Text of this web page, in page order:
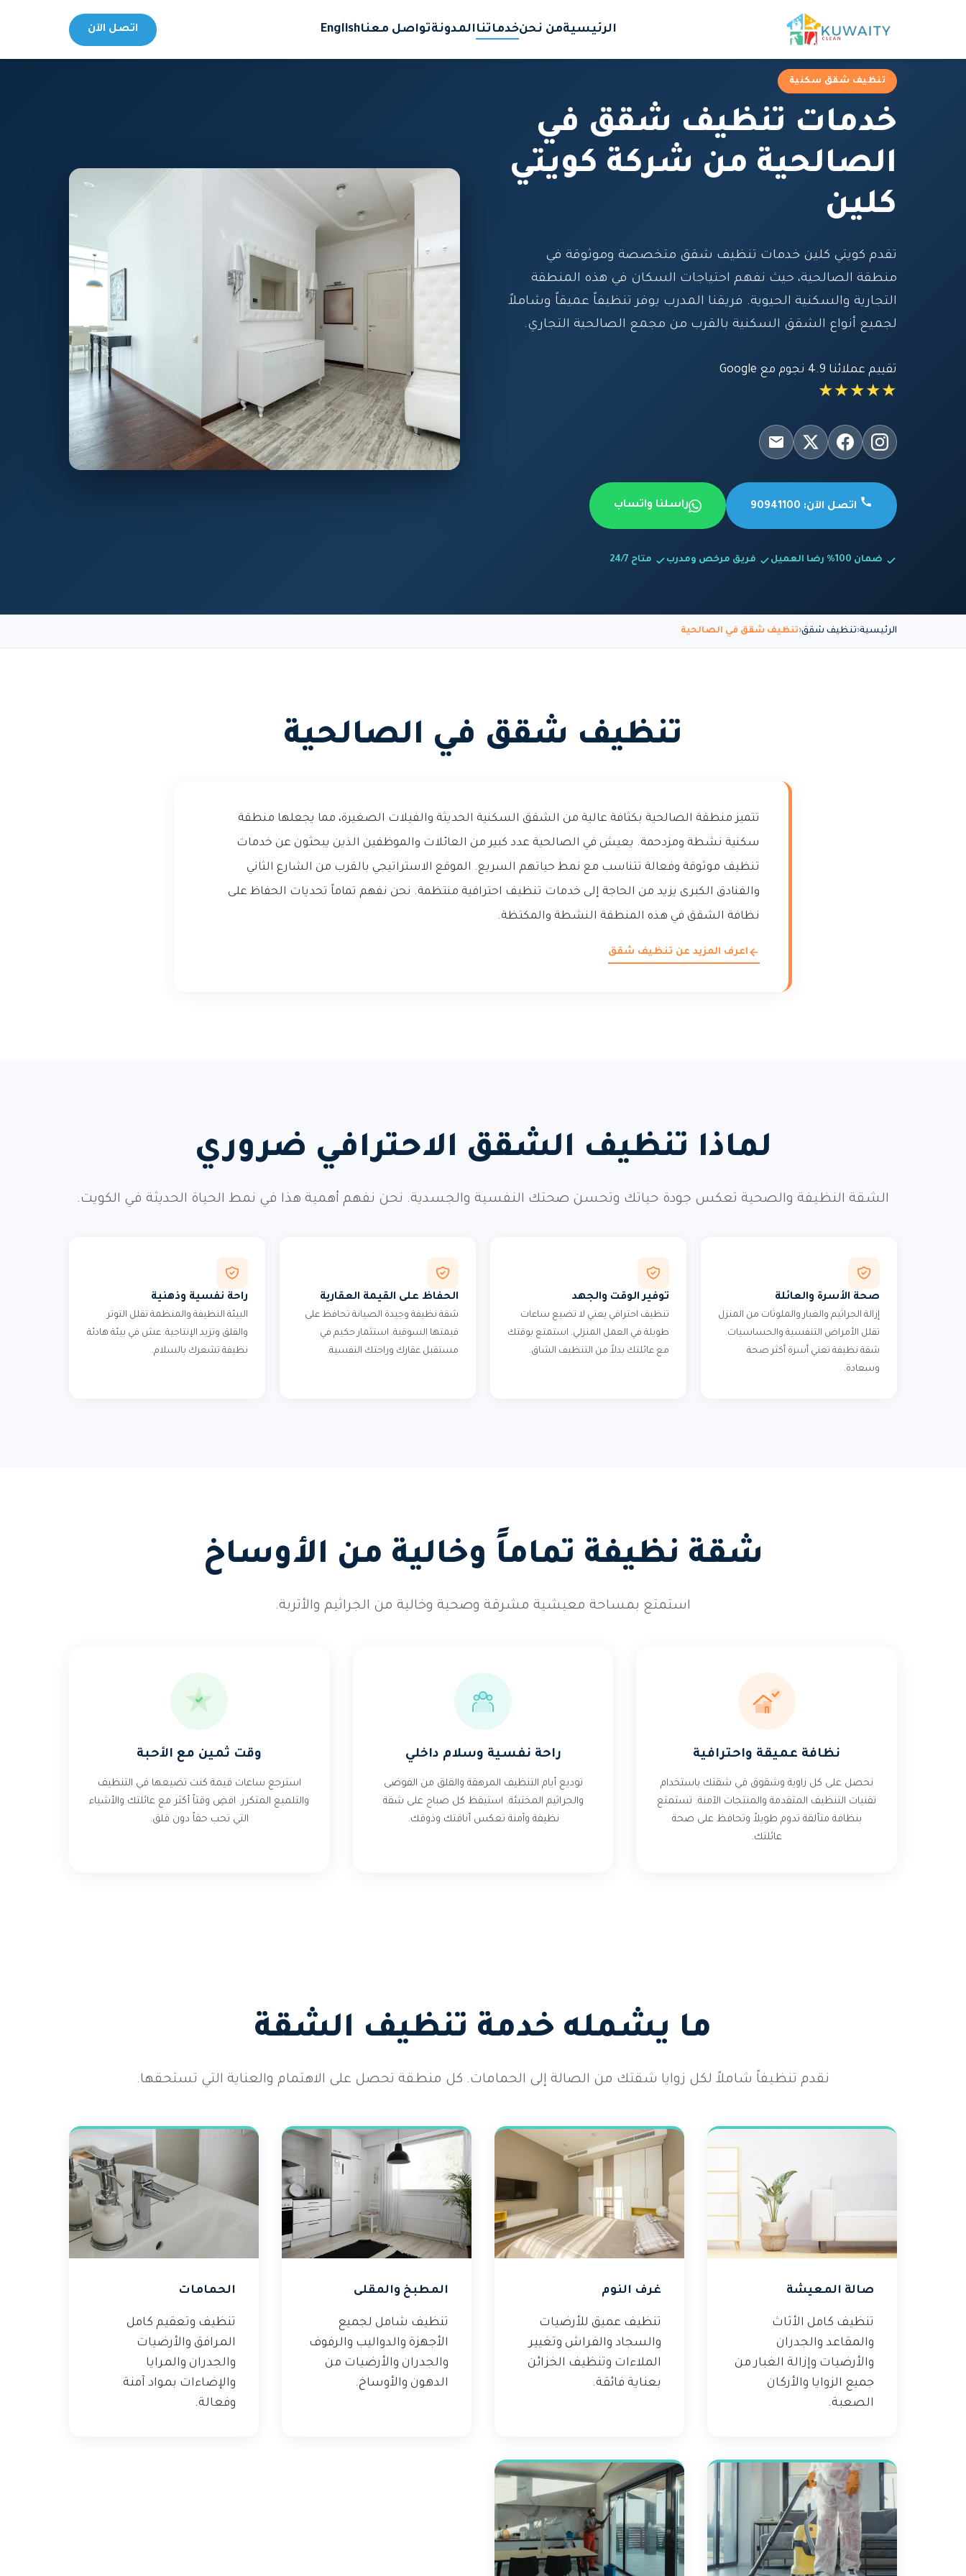
الرئيسيةمن نحنخدماتناالمدونةتواصل معناEnglish اتصل الآن
تنظيف شقق سكنية
خدمات تنظيف شقق في
الصالحية من شركة كويتي
كلين
تقدم كويتي كلين خدمات تنظيف شقق متخصصة وموثوقة في
منطقة الصالحية، حيث نفهم احتياجات السكان في هذه المنطقة
التجارية والسكنية الحيوية. فريقنا المدرب يوفر تنظيفاً عميقاً وشاملاً
لجميع أنواع الشقق السكنية بالقرب من مجمع الصالحية التجاري.
تقييم عملائنا 4.9 نجوم مع Google
★★★★★
اتصل الآن: 90941100 راسلنا واتساب
ضمان 100% رضا العميل فريق مرخص ومدرب متاح 24/7
الرئيسية تنظيف شقق تنظيف شقق في الصالحية
تنظيف شقق في الصالحية
تتميز منطقة الصالحية بكثافة عالية من الشقق السكنية الحديثة والفيلات الصغيرة، مما يجعلها منطقة
سكنية نشطة ومزدحمة. يعيش في الصالحية عدد كبير من العائلات والموظفين الذين يبحثون عن خدمات
تنظيف موثوقة وفعالة تتناسب مع نمط حياتهم السريع. الموقع الاستراتيجي بالقرب من الشارع الثاني
والفنادق الكبرى يزيد من الحاجة إلى خدمات تنظيف احترافية منتظمة. نحن نفهم تماماً تحديات الحفاظ على
نظافة الشقق في هذه المنطقة النشطة والمكتظة.
اعرف المزيد عن تنظيف شقق
لماذا تنظيف الشقق الاحترافي ضروري
الشقة النظيفة والصحية تعكس جودة حياتك وتحسن صحتك النفسية والجسدية. نحن نفهم أهمية هذا في نمط الحياة الحديثة في الكويت.
صحة الأسرة والعائلة
إزالة الجراثيم والغبار والملوثات من المنزل
تقلل الأمراض التنفسية والحساسيات.
شقة نظيفة تعني أسرة أكثر صحة
وسعادة.
توفير الوقت والجهد
تنظيف احترافي يعني لا تضيع ساعات
طويلة في العمل المنزلي. استمتع بوقتك
مع عائلتك بدلاً من التنظيف الشاق.
الحفاظ على القيمة العقارية
شقة نظيفة وجيدة الصيانة تحافظ على
قيمتها السوقية. استثمار حكيم في
مستقبل عقارك وراحتك النفسية.
راحة نفسية وذهنية
البيئة النظيفة والمنظمة تقلل التوتر
والقلق وتزيد الإنتاجية. عش في بيئة هادئة
نظيفة تشعرك بالسلام.
شقة نظيفة تماماً وخالية من الأوساخ
استمتع بمساحة معيشية مشرقة وصحية وخالية من الجراثيم والأتربة.
نظافة عميقة واحترافية
نحصل على كل زاوية وشقوق في شقتك باستخدام
تقنيات التنظيف المتقدمة والمنتجات الآمنة. تستمتع
بنظافة متألقة تدوم طويلاً وتحافظ على صحة
عائلتك.
راحة نفسية وسلام داخلي
توديع أيام التنظيف المرهقة والقلق من الفوضى
والجراثيم المختبئة. استيقظ كل صباح على شقة
نظيفة وآمنة تعكس أناقتك وذوقك.
وقت ثمين مع الأحبة
استرجع ساعات قيمة كنت تضيعها في التنظيف
والتلميع المتكرر. اقضِ وقتاً أكثر مع عائلتك والأشياء
التي تحب حقاً دون قلق.
ما يشمله خدمة تنظيف الشقة
نقدم تنظيفاً شاملاً لكل زوايا شقتك من الصالة إلى الحمامات. كل منطقة تحصل على الاهتمام والعناية التي تستحقها.
صالة المعيشة
تنظيف كامل الأثاث
والمقاعد والجدران
والأرضيات وإزالة الغبار من
جميع الزوايا والأركان
الصعبة.
غرف النوم
تنظيف عميق للأرضيات
والسجاد والفراش وتغيير
الملاءات وتنظيف الخزائن
بعناية فائقة.
المطبخ والمقلى
تنظيف شامل لجميع
الأجهزة والدواليب والرفوف
والجدران والأرضيات من
الدهون والأوساخ.
الحمامات
تنظيف وتعقيم كامل
المرافق والأرضيات
والجدران والمرايا
والإضاءات بمواد آمنة
وفعالة.